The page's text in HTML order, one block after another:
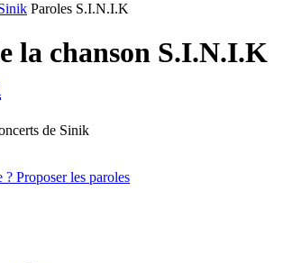
Paroles S.I.N.I.K
la chanson S.I.N.I.K
de Sinik
? Proposer les paroles